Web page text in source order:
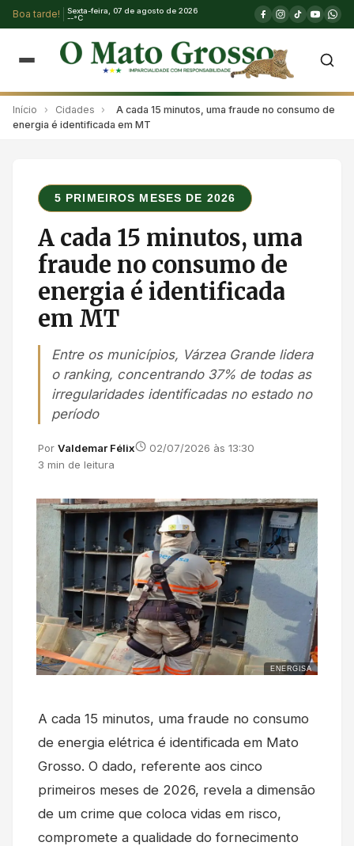
Boa tarde!
Sexta-feira, 07 de agosto de 2026
--°C
Início › Cidades ›
A cada 15 minutos, uma fraude no consumo de
energia é identificada em MT
5 PRIMEIROS MESES DE 2026
A cada 15 minutos, uma
fraude no consumo de
energia é identificada
em MT
Entre os municípios, Várzea Grande lidera
o ranking, concentrando 37% de todas as
irregularidades identificadas no estado no
período
Por Valdemar Félix
02/07/2026 às 13:30
3 min de leitura
ENERGISA
A cada 15 minutos, uma fraude no consumo
de energia elétrica é identificada em Mato
Grosso. O dado, referente aos cinco
primeiros meses de 2026, revela a dimensão
de um crime que coloca vidas em risco,
compromete a qualidade do fornecimento